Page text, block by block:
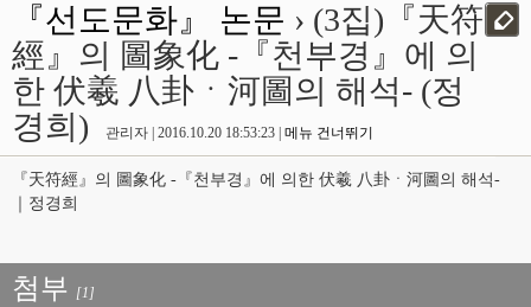
『선도문화』 논문 › (3집)『天符
經』의 圖象化 -『천부경』에 의
한 伏羲 八卦ㆍ河圖의 해석- (정
경희)
관리자 | 2016.10.20 18:53:23 | 메뉴 건너뛰기
『天符經』의 圖象化 -『천부경』에 의한 伏羲 八卦ㆍ河圖의 해석-
｜정경희
첨부 [1]